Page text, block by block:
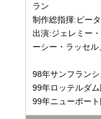
ラン
制作総指揮:ピー
出演:ジェレミー
ーシー・ラッセ
98年サンフラン
99年ロッテルダ
99年ニューポー